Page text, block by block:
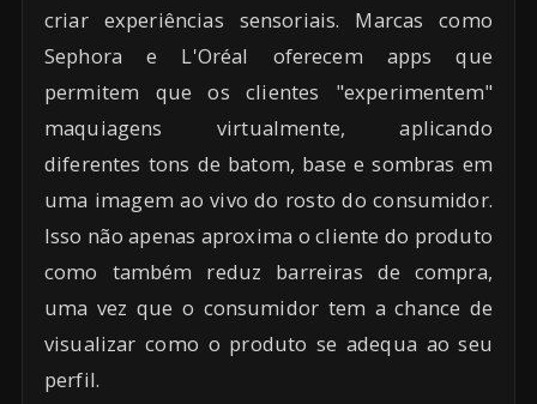
criar experiências sensoriais. Marcas como
Sephora e L'Oréal oferecem apps que
permitem que os clientes "experimentem"
maquiagens virtualmente, aplicando
diferentes tons de batom, base e sombras em
uma imagem ao vivo do rosto do consumidor.
Isso não apenas aproxima o cliente do produto
como também reduz barreiras de compra,
uma vez que o consumidor tem a chance de
visualizar como o produto se adequa ao seu
perfil.